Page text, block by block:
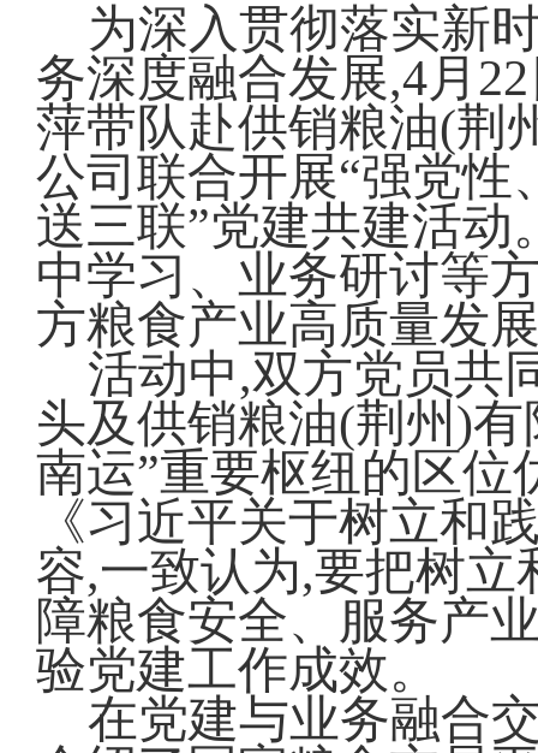
为深入贯彻落实新
务深度融合发展,4月
萍带队赴供销粮油(荆
公司联合开展“强党性
送三联”党建共建活
中学习、业务研讨等
方粮食产业高质量发
活动中,双方党员共
头及供销粮油(荆州)
南运”重要枢纽的区位
《习近平关于树立和
容,一致认为,要把树
障粮食安全、服务产
验党建工作成效。
在党建与业务融合